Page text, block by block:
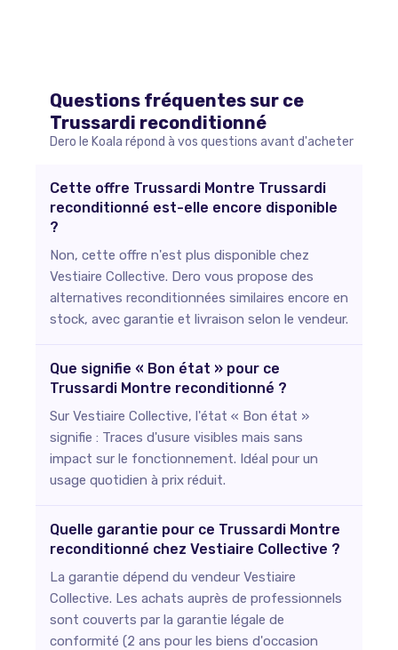
Questions fréquentes sur ce
Trussardi reconditionné
Dero le Koala répond à vos questions avant d'acheter
Cette offre Trussardi Montre Trussardi
reconditionné est-elle encore disponible
?
Non, cette offre n'est plus disponible chez
Vestiaire Collective. Dero vous propose des
alternatives reconditionnées similaires encore en
stock, avec garantie et livraison selon le vendeur.
Que signifie « Bon état » pour ce
Trussardi Montre reconditionné ?
Sur Vestiaire Collective, l'état « Bon état »
signifie : Traces d'usure visibles mais sans
impact sur le fonctionnement. Idéal pour un
usage quotidien à prix réduit.
Quelle garantie pour ce Trussardi Montre
reconditionné chez Vestiaire Collective ?
La garantie dépend du vendeur Vestiaire
Collective. Les achats auprès de professionnels
sont couverts par la garantie légale de
conformité (2 ans pour les biens d'occasion